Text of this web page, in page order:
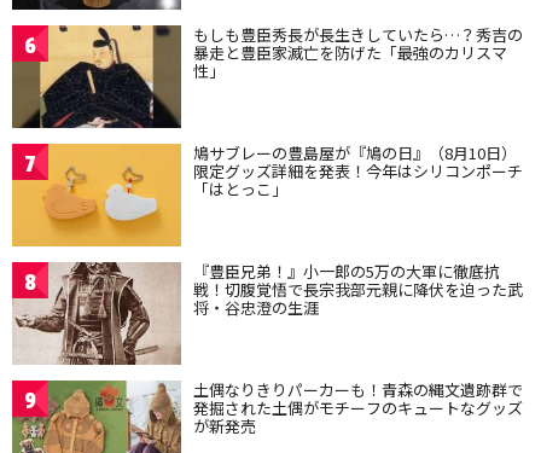
6 もしも豊臣秀長が長生きしていたら…？秀吉の
暴走と豊臣家滅亡を防げた「最強のカリスマ
性」
7 鳩サブレーの豊島屋が『鳩の日』（8月10日）
限定グッズ詳細を発表！今年はシリコンポーチ
「はとっこ」
8 『豊臣兄弟！』小一郎の5万の大軍に徹底抗
戦！切腹覚悟で長宗我部元親に降伏を迫った武
将・谷忠澄の生涯
9 土偶なりきりパーカーも！青森の縄文遺跡群で
発掘された土偶がモチーフのキュートなグッズ
が新発売